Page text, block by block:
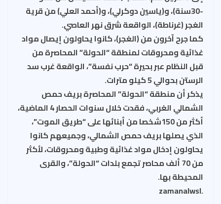
-30سنة)، و(ياسين دوكرلي)، و(أحمد العلي) من قرية
الغجر (غرناطة)، الواقعة شرق نهر العاصي.
كما جرح آخرون من (الغجر)، كانوا يحاولون إيصال مواد
غذائية ومحروقات لمنطقة “الحولة” المحاصرة من
قبل النظام عبر بحيرة “حرب نفسة”، الواقعة غرب سد
الرستن بحوالي 5 كيلو مترات.
يذكر أن منطقة “الحولة” المحاصرة بريف حمص
الشمالي الغربي، فقدت خلال سنوات الحصار 4 الماضية،
أكثر من 150شخصا من أبنائها على “طريق الموت”،
الذي يصلها بريف حمص الشمالي، وجميعهم كانوا
يحاولون إدخال مواد غذائية وطبية ومحروقات، لأكثر
من 70 ألف محاصر تجمع بلدات “الحولة”، والقرى
المحيطة بها.
.zamanalwsl